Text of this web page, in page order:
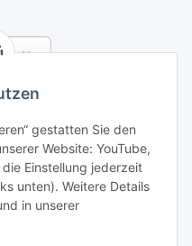
gestatten Sie den
Website: YouTube,
Einstellung jederzeit
unten). Weitere Details
in unserer